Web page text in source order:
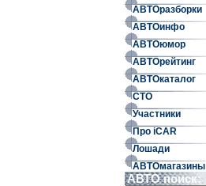
АВТОразборки
АВТОинфо
АВТОюмор
АВТОрейтинг
АВТОкаталог
СТО
Участники
Про iCAR
Лошади
АВТОмагазины
АВТО поиск: